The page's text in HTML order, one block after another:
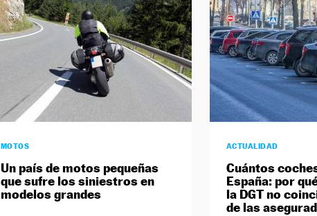
MOTOS
Un país de motos pequeñas
que sufre los siniestros en
modelos grandes
ACTUALIDAD
Cuántos
España: por
la DGT no
de las